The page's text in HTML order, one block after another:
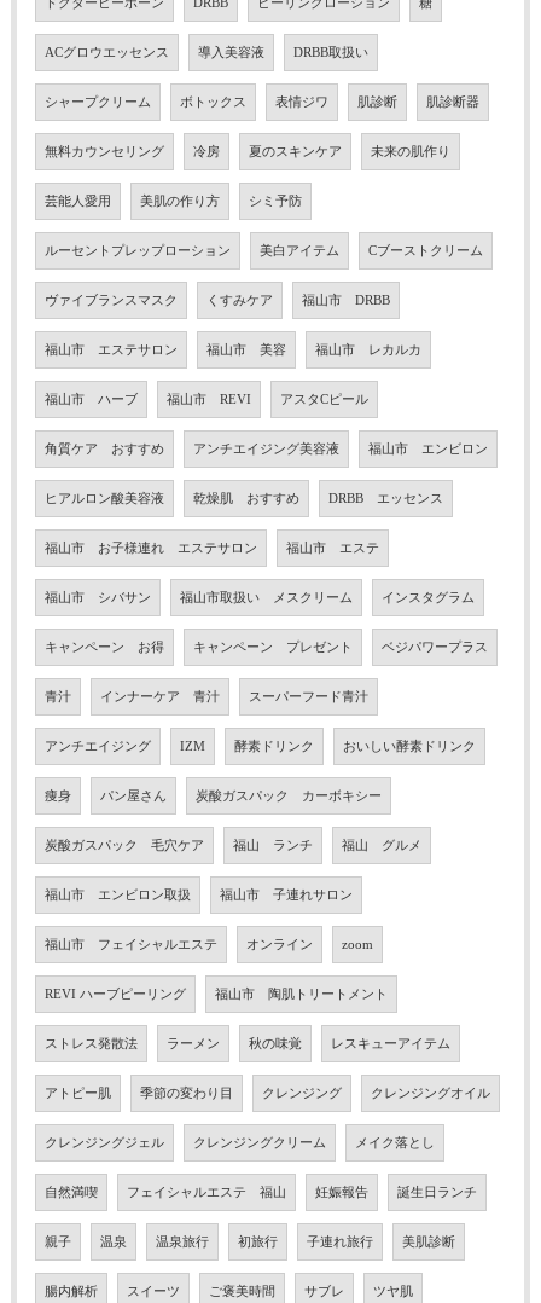
ドクタービーボーン DRBB ピーリングローション 糖
ACグロウエッセンス 導入美容液 DRBB取扱い
シャープクリーム ボトックス 表情ジワ 肌診断 肌診断器
無料カウンセリング 冷房 夏のスキンケア 未来の肌作り
芸能人愛用 美肌の作り方 シミ予防
ルーセントプレップローション 美白アイテム Cブーストクリーム
ヴァイブランスマスク くすみケア 福山市 DRBB
福山市 エステサロン 福山市 美容 福山市 レカルカ
福山市 ハーブ 福山市 REVI アスタCピール
角質ケア おすすめ アンチエイジング美容液 福山市 エンビロン
ヒアルロン酸美容液 乾燥肌 おすすめ DRBB エッセンス
福山市 お子様連れ エステサロン 福山市 エステ
福山市 シバサン 福山市取扱い メスクリーム インスタグラム
キャンペーン お得 キャンペーン プレゼント ベジパワープラス
青汁 インナーケア 青汁 スーパーフード青汁
アンチエイジング IZM 酵素ドリンク おいしい酵素ドリンク
痩身 パン屋さん 炭酸ガスパック カーボキシー
炭酸ガスパック 毛穴ケア 福山 ランチ 福山 グルメ
福山市 エンビロン取扱 福山市 子連れサロン
福山市 フェイシャルエステ オンライン zoom
REVI ハーブピーリング 福山市 陶肌トリートメント
ストレス発散法 ラーメン 秋の味覚 レスキューアイテム
アトピー肌 季節の変わり目 クレンジング クレンジングオイル
クレンジングジェル クレンジングクリーム メイク落とし
自然満喫 フェイシャルエステ 福山 妊娠報告 誕生日ランチ
親子 温泉 温泉旅行 初旅行 子連れ旅行 美肌診断
腸内解析 スイーツ ご褒美時間 サブレ ツヤ肌